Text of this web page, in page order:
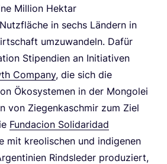
Mil­li­on Hekt­ar
in sechs Län­dern in
umzu­wan­deln. Dafür
Sti­pen­di­en an Initia­ti­ven
Com­pa­ny, die sich die
Öko­sys­te­men in der Mon­go­lei
von Zie­gen­kasch­mir zum Ziel
Fund­aci­on Soli­da­ri­dad
mit kreo­li­schen und indi­ge­nen
Rinds­le­der pro­du­ziert,